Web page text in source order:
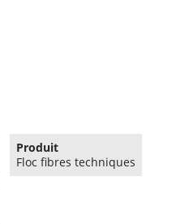
Produit
Floc fibres techniques